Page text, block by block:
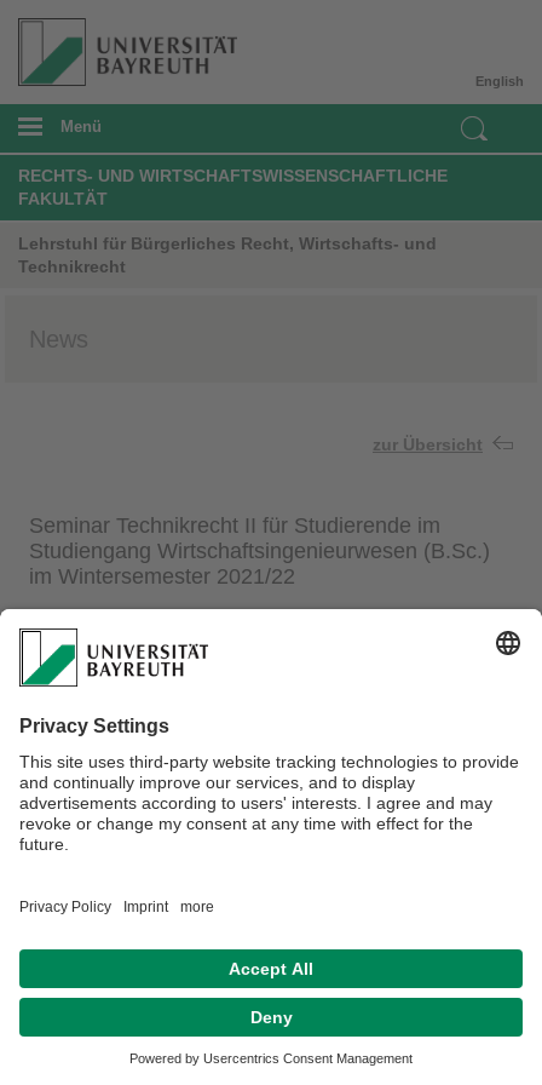
English
Menü
RECHTS- UND WIRTSCHAFTSWISSENSCHAFTLICHE
FAKULTÄT
Lehrstuhl für Bürgerliches Recht, Wirtschafts- und
Technikrecht
News
zur Übersicht
Seminar Technikrecht II für Studierende im
Studiengang Wirtschaftsingenieurwesen (B.Sc.)
im Wintersemester 2021/22
"K.I., Automatisierung und Digitalisierung" an. Nähere
Informationen dazu finden Sie
Datenschutzerklärung Impressum Hausordnung Kontakt
Sitemap
Barrierefreiheitserklärung